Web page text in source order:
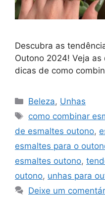
Descubra as
Outono 2024! Veja
dicas de como
Categorias
Beleza, Unhas
Tags
como combinar
de esmaltes outono,
esmaltes para o
esmaltes outono,
outono, unhas para
Deixe um